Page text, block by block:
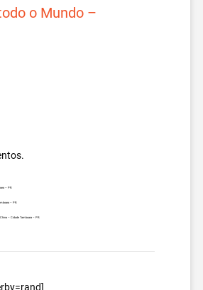
o Mundo –
– PR.
– PR.
– Cidade Tamboara – PR.